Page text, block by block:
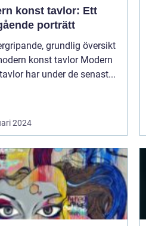
konst tavlor: Ett
porträtt
grundlig översikt
konst tavlor Modern
har under de senast...
2024